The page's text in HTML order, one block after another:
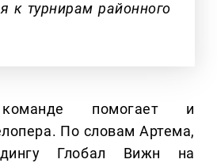
к турнирам районного
команде помогает и
По словам Артема,
Глобал Вижн на